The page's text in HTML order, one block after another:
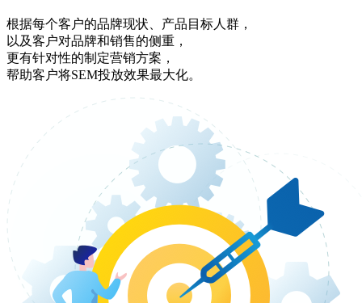
根据每个客户的品牌现状、产品目标人群，
以及客户对品牌和销售的侧重，
更有针对性的制定营销方案，
帮助客户将SEM投放效果最大化。